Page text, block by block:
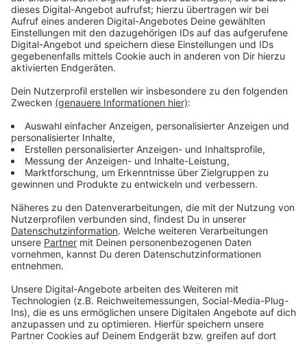
2020 ist er dann zu Hansa Rostock in die 3. Liga
gewechselt, wo er mit 13 Einsätzen am Aufstieg in die
2. Bundesliga beteiligt war. 2021 hat sich Herzog dem
Halleschen FC angeschlossen, dort ist er letzte
Saison mit 33 Einsätzen zum absoluten Stammspieler
geworden.
Stimmen:
Alemannia-Geschäftsführer Sascha Eller: „Aaron
ist ein top ausgebildeter zentraler
Mittelfeldspieler, der in der letzten Saison in der
3. Liga absoluter Stammspieler war. Mit dieser
Erfahrung wird er uns in der neuen Saison mit
Sicherheit weiterhelfen. Wir freuen uns sehr, Aaron
bald für die Alemannia spielen zu sehen.“
Aaron Herzog: „Ich freue mich auf einen geilen
Traditionsverein und tolle Fans. Darüber hinaus bin ich
durch den Wechsel nach Aachen wieder in der Nähe